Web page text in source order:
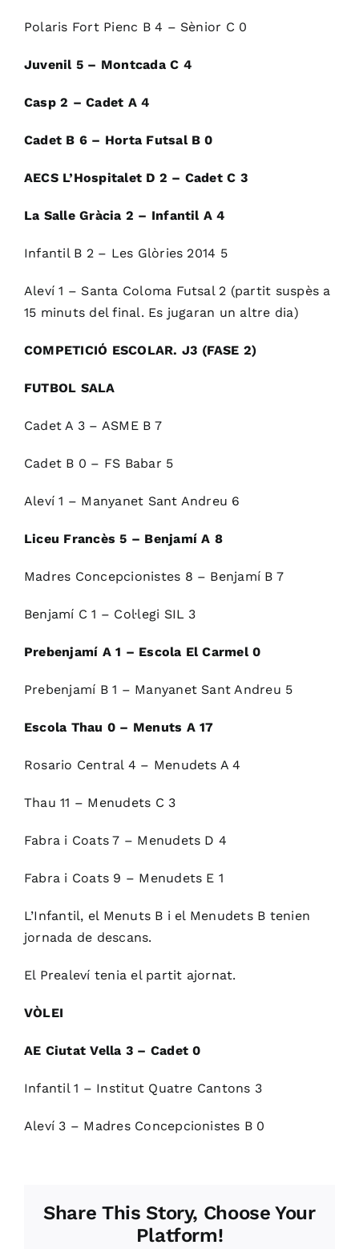
Polaris Fort Pienc B 4 – Sènior C 0
Juvenil 5 – Montcada C 4
Casp 2 – Cadet A 4
Cadet B 6 – Horta Futsal B 0
AECS L’Hospitalet D 2 – Cadet C 3
La Salle Gràcia 2 – Infantil A 4
Infantil B 2 – Les Glòries 2014 5
Aleví 1 – Santa Coloma Futsal 2 (partit suspès a
15 minuts del final. Es jugaran un altre dia)
COMPETICIÓ ESCOLAR. J3 (FASE 2)
FUTBOL SALA
Cadet A 3 – ASME B 7
Cadet B 0 – FS Babar 5
Aleví 1 – Manyanet Sant Andreu 6
Liceu Francès 5 – Benjamí A 8
Madres Concepcionistes 8 – Benjamí B 7
Benjamí C 1 – Col·legi SIL 3
Prebenjamí A 1 – Escola El Carmel 0
Prebenjamí B 1 – Manyanet Sant Andreu 5
Escola Thau 0 – Menuts A 17
Rosario Central 4 – Menudets A 4
Thau 11 – Menudets C 3
Fabra i Coats 7 – Menudets D 4
Fabra i Coats 9 – Menudets E 1
L’Infantil, el Menuts B i el Menudets B tenien
jornada de descans.
El Prealeví tenia el partit ajornat.
VÒLEI
AE Ciutat Vella 3 – Cadet 0
Infantil 1 – Institut Quatre Cantons 3
Aleví 3 – Madres Concepcionistes B 0
Share This Story, Choose Your
Platform!